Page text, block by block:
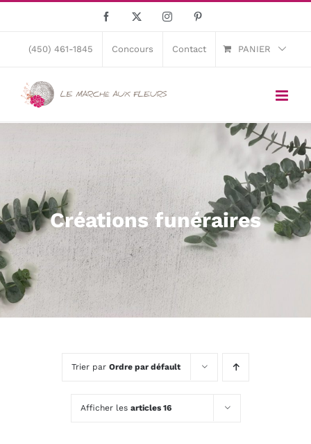
content
Facebook Instagram
(450) 461-1845 Concours Contact PANIER
Créations funéraires
Trier par Ordre par défault
Afficher les articles 16